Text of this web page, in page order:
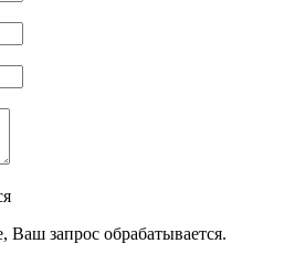
запрос обрабатывается.